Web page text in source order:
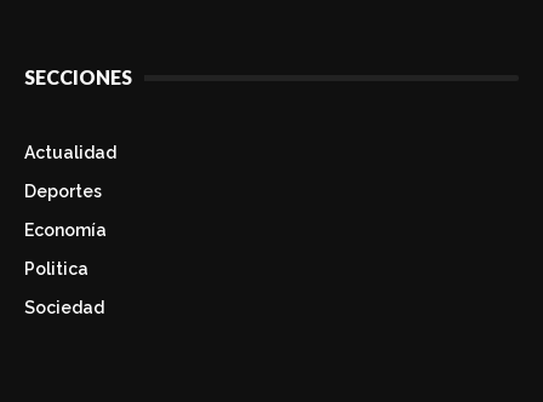
SECCIONES
Actualidad
Deportes
Economía
Politica
Sociedad